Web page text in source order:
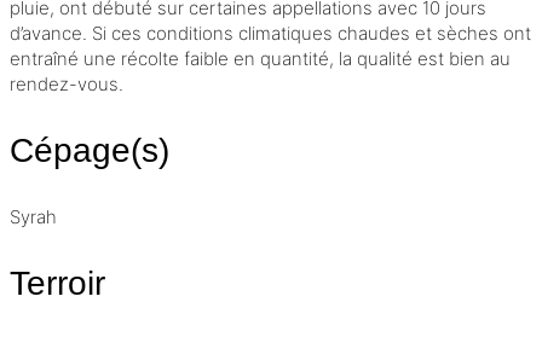
pluie, ont débuté sur certaines appellations avec 10 jours
d’avance. Si ces conditions climatiques chaudes et sèches ont
entraîné une récolte faible en quantité, la qualité est bien au
rendez-vous.
Cépage(s)
Syrah
Terroir